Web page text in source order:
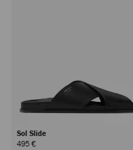
Sol Slide
495 €